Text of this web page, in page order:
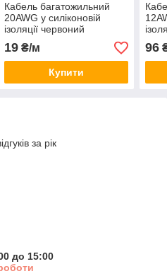
Кабель багатожильний
20AWG у силіконовій
ізоляції червоний
19₴/м
Купити
96
за рік
до 15:00